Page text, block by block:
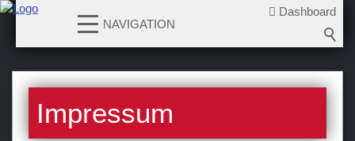
Dashboard
NAVIGATION
News
Teams
Impressum